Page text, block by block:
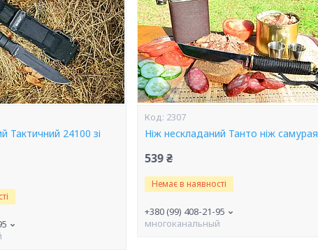
Тактичний 24100 зі
2307
Ніж нескладаний Танто ніж самурая
539 ₴
Немає в наявності
+380 (99) 408-21-95
многоканальный